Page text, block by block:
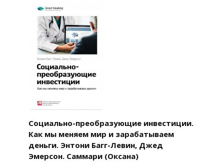
Социально-преобразующие инвестиции.
Как мы меняем мир и зарабатываем
деньги. Энтони Багг-Левин, Джед
Эмерсон. Саммари (Оксана)